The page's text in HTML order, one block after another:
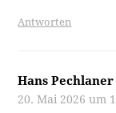
Antworten
Hans Pechlaner
20. Mai 2026 um